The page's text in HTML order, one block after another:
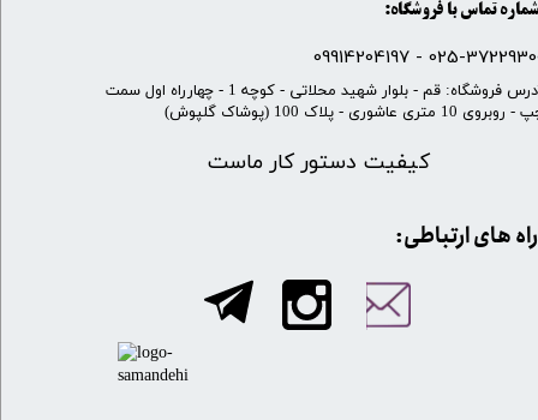
شماره تماس با فروشگاه:
025-37229300 -
کیفیت دستور کار ماست
​آدرس فروشگاه: قم - بلوار شهید محلاتی - کوچه 1 - چهارراه اول سمت
10 متری عاشوری - پلاک 100 (پوشاک گلپوش)
​​راه های ارتباطی: